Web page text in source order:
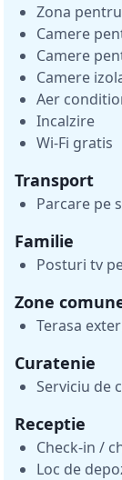
Zona
Camere
Camere
Camere
Aer
Incalzire
Wi-Fi gratis
Transport
Parcare pe
Familie
Posturi tv
Zone
Terasa
Curatenie
Serviciu de
Receptie
Check-in /
Loc de